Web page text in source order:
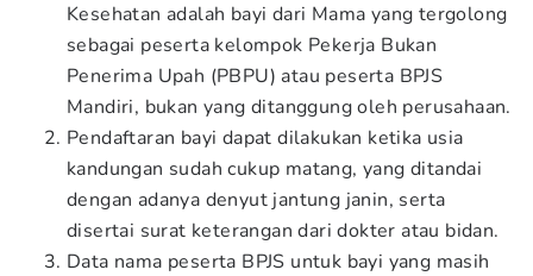
Kesehatan adalah bayi dari Mama yang tergolong
sebagai peserta kelompok Pekerja Bukan
Penerima Upah (PBPU) atau peserta BPJS
Mandiri, bukan yang ditanggung oleh perusahaan.
Pendaftaran bayi dapat dilakukan ketika usia
kandungan sudah cukup matang, yang ditandai
dengan adanya denyut jantung janin, serta
disertai surat keterangan dari dokter atau bidan.
Data nama peserta BPJS untuk bayi yang masih